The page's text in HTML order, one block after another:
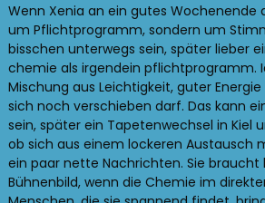
Wenn Xenia an ein gutes Wochenende
um Pflichtprogramm, sondern um
bisschen unterwegs sein, später lieber
chemie als irgendein pflichtprogramm.
Mischung aus Leichtigkeit, guter
sich noch verschieben darf. Das kann
sein, später ein Tapetenwechsel in Kiel
ob sich aus einem lockeren Austausch
ein paar nette Nachrichten. Sie braucht
Bühnenbild, wenn die Chemie im